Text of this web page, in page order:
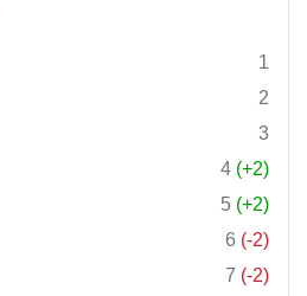
1
2
3
4 (+2)
5 (+2)
6 (-2)
7 (-2)